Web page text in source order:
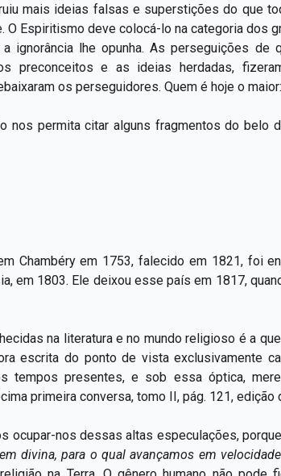
mais ideias falsas e superstições do que
O Espiritismo deve colocá-lo na categoria dos
a ignorância lhe opunha. As perseguições
preconceitos e as ideias herdadas,
os perseguidores. Quem é hoje o
nos permita citar alguns fragmentos do belo
Chambéry em 1753, falecido em 1821, foi
em 1803. Ele deixou esse país em 1817,
na literatura e no mundo religioso é a
escrita do ponto de vista exclusivamente
tempos presentes, e sob essa óptica,
primeira conversa, tomo II, pág. 121, edição
ocupar-nos dessas altas especulações,
divina, para o qual avançamos em